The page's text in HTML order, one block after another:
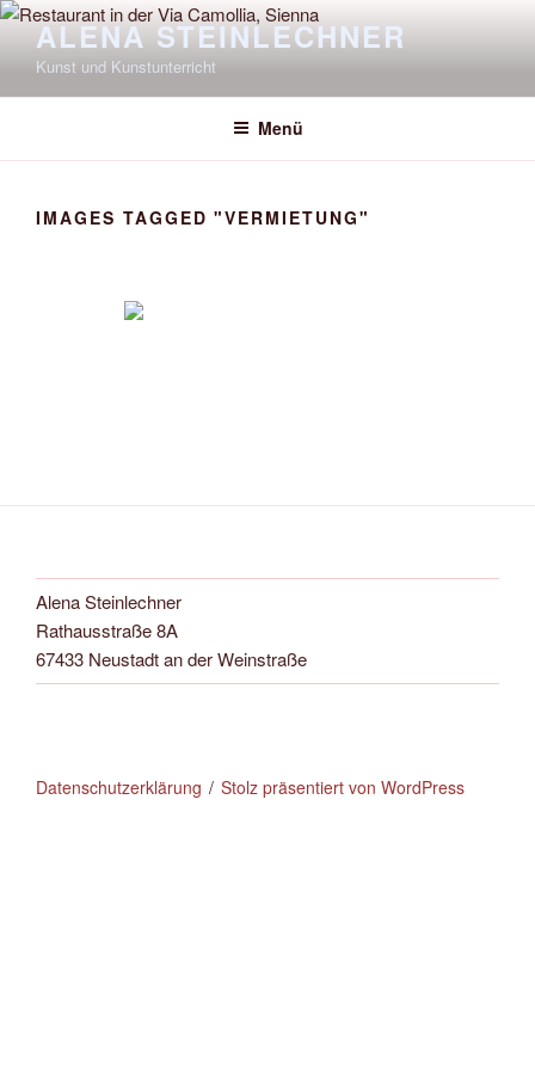
Zum
Inhalt
springen
ALENA STEINLECHNER
Kunst und Kunstunterricht
Menü
IMAGES TAGGED "VERMIETUNG"
Alena Steinlechner
Rathausstraße 8A
67433 Neustadt an der Weinstraße
Datenschutzerklärung Stolz präsentiert von WordPress